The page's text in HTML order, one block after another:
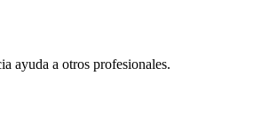
ayuda a otros profesionales.